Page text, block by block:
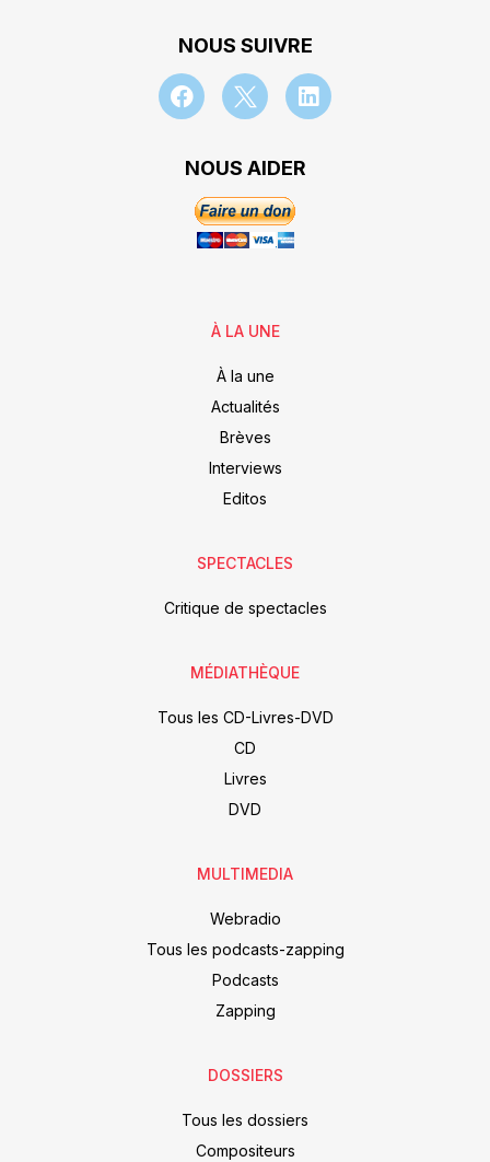
NOUS SUIVRE
NOUS AIDER
À LA UNE
À la une
Actualités
Brèves
Interviews
Editos
SPECTACLES
Critique de spectacles
MÉDIATHÈQUE
Tous les CD-Livres-DVD
CD
Livres
DVD
MULTIMEDIA
Webradio
Tous les podcasts-zapping
Podcasts
Zapping
DOSSIERS
Tous les dossiers
Compositeurs